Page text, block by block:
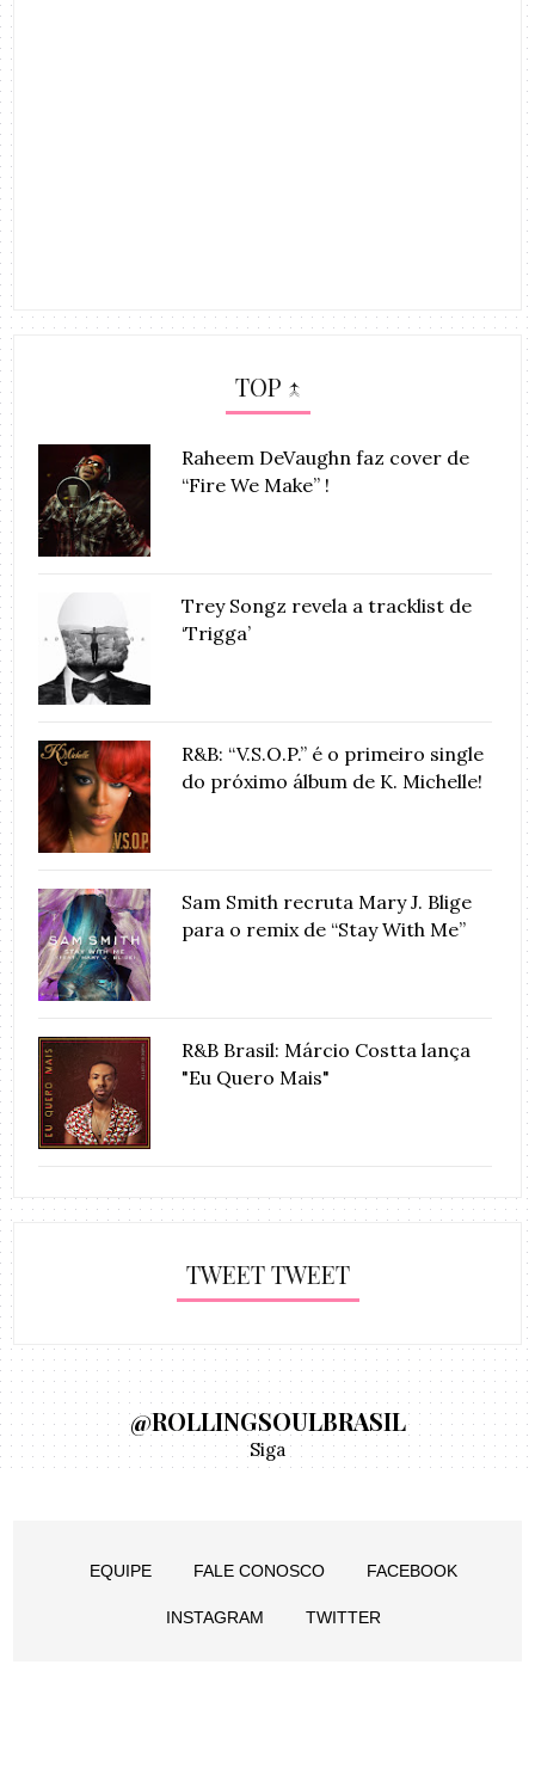
TOP ↑
Raheem DeVaughn faz cover de
“Fire We Make” !
Trey Songz revela a tracklist de
‘Trigga’
R&B: “V.S.O.P.” é o primeiro single
do próximo álbum de K. Michelle!
Sam Smith recruta Mary J. Blige
para o remix de “Stay With Me”
R&B Brasil: Márcio Costta lança
"Eu Quero Mais"
TWEET TWEET
@ROLLINGSOULBRASIL
Siga
EQUIPE FALE CONOSCO FACEBOOK
INSTAGRAM TWITTER